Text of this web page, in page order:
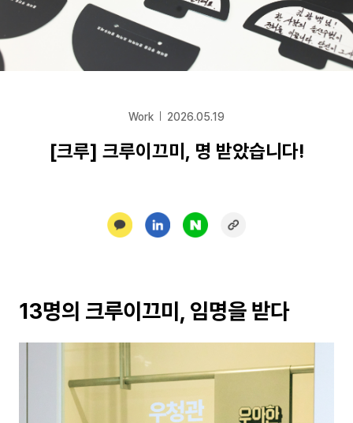
Work 2026.05.19
[크루] 크루이끄미, 명 받았습니다!
13명의 크루이끄미, 임명을 받다